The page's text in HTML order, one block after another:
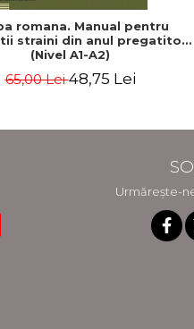
romana. Manual pentru
straini din anul pregatitor
(Nivel A1-A2)
65,00 Lei48,75 Lei
Urmărește-